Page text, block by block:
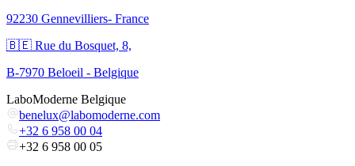
92230 Gennevilliers- France
🇧🇪 Rue du Bosquet, 8,
B-7970 Beloeil - Belgique
LaboModerne Belgique
benelux@labomoderne.com
+32 6 958 00 04
+32 6 958 00 05